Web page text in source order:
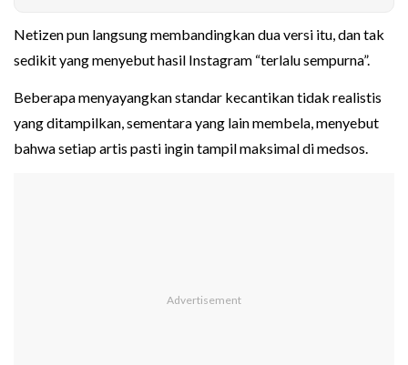
Netizen pun langsung membandingkan dua versi itu, dan tak
sedikit yang menyebut hasil Instagram “terlalu sempurna”.
Beberapa menyayangkan standar kecantikan tidak realistis
yang ditampilkan, sementara yang lain membela, menyebut
bahwa setiap artis pasti ingin tampil maksimal di medsos.